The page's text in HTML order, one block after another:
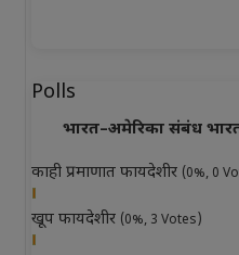
Polls
भारत–अमेरिका संबंध
काही प्रमाणात फायदेशीर (0%, 0
खूप फायदेशीर (0%, 3 Votes)